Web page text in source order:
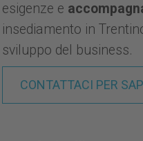
esigenze e
insediamento in
sviluppo del business.
CONTATTACI PER